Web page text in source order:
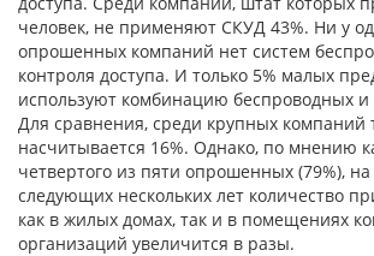
человек, не применяют СКУД 43%. Ни у
опрошенных компаний нет систем
контроля доступа. И только 5% малых
используют комбинацию беспроводных
Для сравнения, среди крупных компаний
насчитывается 16%. Однако, по мнению
четвертого из пяти опрошенных (79%),
следующих нескольких лет количество
как в жилых домах, так и в помещениях
организаций увеличится в разы.